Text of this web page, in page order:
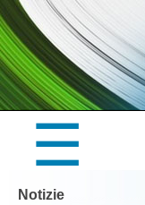
☰
×
LA
Notizie